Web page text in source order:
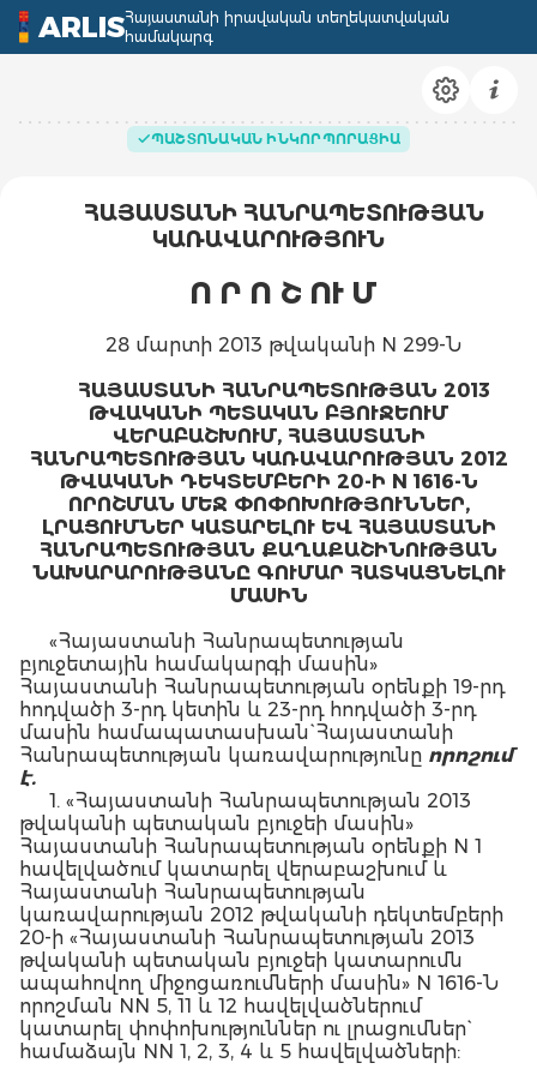
ARLISՀայաստանի իրավական տեղեկատվական
համակարգ
ՊԱՇՏՈՆԱԿԱՆ ԻՆԿՈՐՊՈՐԱՑԻԱ
ՀԱՅԱՍՏԱՆԻ ՀԱՆՐԱՊԵՏՈՒԹՅԱՆ
ԿԱՌԱՎԱՐՈՒԹՅՈՒՆ
Ո Ր Ո Շ ՈՒ Մ
28 մարտի 2013 թվականի N 299-Ն
ՀԱՅԱՍՏԱՆԻ ՀԱՆՐԱՊԵՏՈՒԹՅԱՆ 2013
ԹՎԱԿԱՆԻ ՊԵՏԱԿԱՆ ԲՅՈՒՋԵՈՒՄ
ՎԵՐԱԲԱՇԽՈՒՄ, ՀԱՅԱՍՏԱՆԻ
ՀԱՆՐԱՊԵՏՈՒԹՅԱՆ ԿԱՌԱՎԱՐՈՒԹՅԱՆ 2012
ԹՎԱԿԱՆԻ ԴԵԿՏԵՄԲԵՐԻ 20-Ի N 1616-Ն
ՈՐՈՇՄԱՆ ՄԵՋ ՓՈՓՈԽՈՒԹՅՈՒՆՆԵՐ,
ԼՐԱՑՈՒՄՆԵՐ ԿԱՏԱՐԵԼՈՒ ԵՎ ՀԱՅԱՍՏԱՆԻ
ՀԱՆՐԱՊԵՏՈՒԹՅԱՆ ՔԱՂԱՔԱՇԻՆՈՒԹՅԱՆ
ՆԱԽԱՐԱՐՈՒԹՅԱՆԸ ԳՈՒՄԱՐ ՀԱՏԿԱՑՆԵԼՈՒ
ՄԱՍԻՆ
«Հայաստանի Հանրապետության
բյուջետային համակարգի մասին»
Հայաստանի Հանրապետության օրենքի 19-րդ
հոդվածի 3-րդ կետին և 23-րդ հոդվածի 3-րդ
մասին համապատասխան` Հայաստանի
Հանրապետության կառավարությունը որոշում
է.
1. «Հայաստանի Հանրապետության 2013
թվականի պետական բյուջեի մասին»
Հայաստանի Հանրապետության օրենքի N 1
հավելվածում կատարել վերաբաշխում և
Հայաստանի Հանրապետության
կառավարության 2012 թվականի դեկտեմբերի
20-ի «Հայաստանի Հանրապետության 2013
թվականի պետական բյուջեի կատարումն
ապահովող միջոցառումների մասին» N 1616-Ն
որոշման NN 5, 11 և 12 հավելվածներում
կատարել փոփոխություններ ու լրացումներ`
համաձայն NN 1, 2, 3, 4 և 5 հավելվածների: